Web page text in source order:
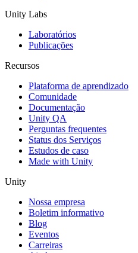
Unity Labs
Laboratórios
Publicações
Recursos
Plataforma de aprendizado
Comunidade
Documentação
Unity QA
Perguntas frequentes
Status dos Serviços
Estudos de caso
Made with Unity
Unity
Nossa empresa
Boletim informativo
Blog
Eventos
Carreiras